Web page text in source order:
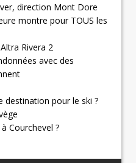
direction Mont Dore
montre pour TOUS les
Rivera 2
avec des
destination pour le ski ?
Courchevel ?